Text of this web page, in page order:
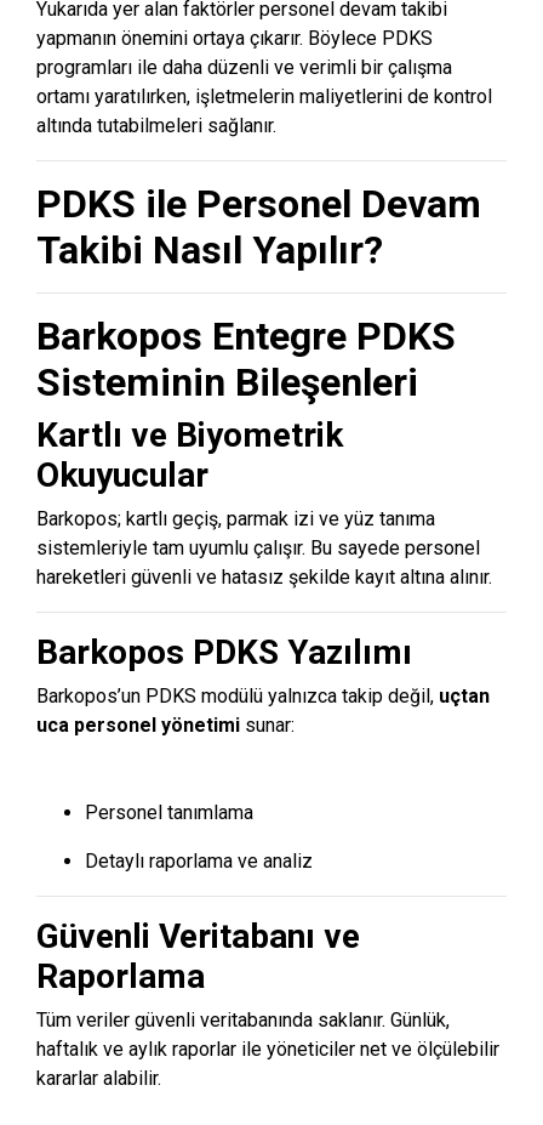
Yukarıda yer alan faktörler personel devam takibi
yapmanın önemini ortaya çıkarır. Böylece PDKS
programları ile daha düzenli ve verimli bir çalışma
ortamı yaratılırken, işletmelerin maliyetlerini de kontrol
altında tutabilmeleri sağlanır.
PDKS ile Personel Devam
Takibi Nasıl Yapılır?
Barkopos Entegre PDKS
Sisteminin Bileşenleri
Kartlı ve Biyometrik
Okuyucular
Barkopos; kartlı geçiş, parmak izi ve yüz tanıma
sistemleriyle tam uyumlu çalışır. Bu sayede personel
hareketleri güvenli ve hatasız şekilde kayıt altına alınır.
Barkopos PDKS Yazılımı
Barkopos’un PDKS modülü yalnızca takip değil, uçtan
uca personel yönetimi sunar:
Personel tanımlama
Detaylı raporlama ve analiz
Güvenli Veritabanı ve
Raporlama
Tüm veriler güvenli veritabanında saklanır. Günlük,
haftalık ve aylık raporlar ile yöneticiler net ve ölçülebilir
kararlar alabilir.